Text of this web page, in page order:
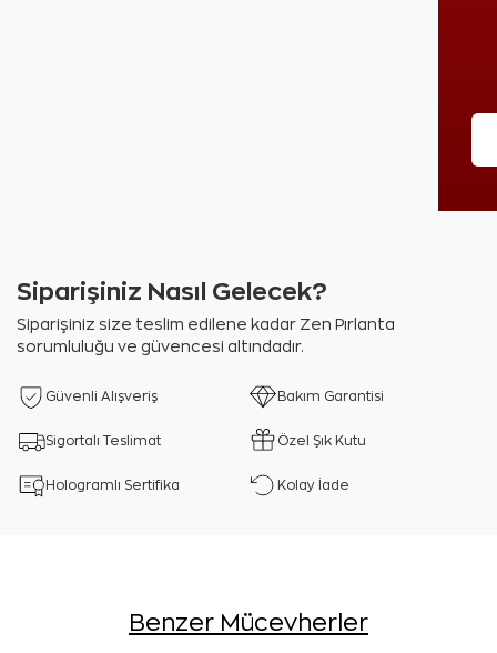
Siparişiniz Nasıl Gelecek?
Siparişiniz size teslim edilene kadar Zen Pırlanta
sorumluluğu ve güvencesi altındadır.
Güvenli Alışveriş Bakım Garantisi
Sigortalı Teslimat Özel Şık Kutu
Hologramlı Sertifika Kolay İade
Benzer Mücevherler